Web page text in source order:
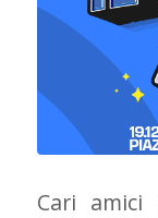
Cari amici